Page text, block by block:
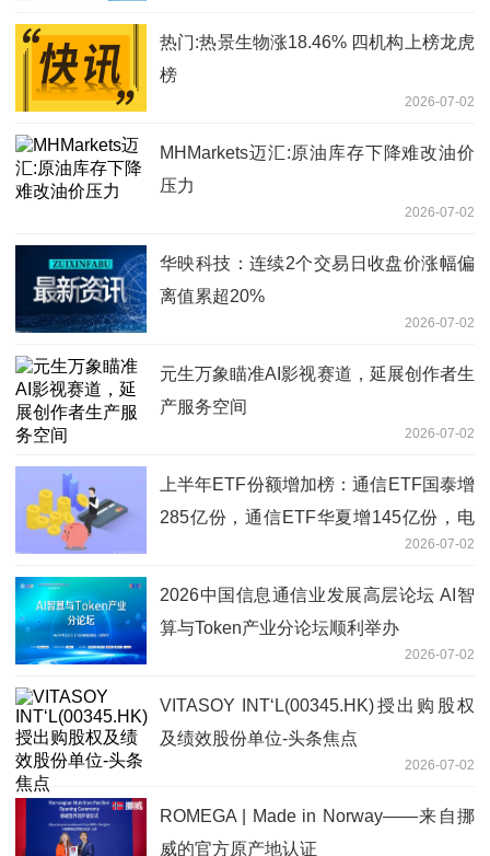
热门:热景生物涨18.46% 四机构上榜龙虎
榜
2026-07-02
MHMarkets迈汇:原油库存下降难改油价
压力
2026-07-02
华映科技：连续2个交易日收盘价涨幅偏
离值累超20%
2026-07-02
元生万象瞄准AI影视赛道，延展创作者生
产服务空间
2026-07-02
上半年ETF份额增加榜：通信ETF国泰增
285亿份，通信ETF华夏增145亿份，电
网设备ETF国泰份额增18倍（名单）2026-07-02
2026中国信息通信业发展高层论坛 AI智
算与Token产业分论坛顺利举办
2026-07-02
VITASOY INT‘L(00345.HK)授出购股权
及绩效股份单位-头条焦点
2026-07-02
ROMEGA | Made in Norway——来自挪
威的官方原产地认证